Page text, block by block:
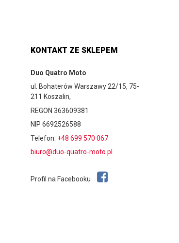
KONTAKT ZE SKLEPEM
Duo Quatro Moto
ul. Bohaterów Warszawy 22/15, 75-
211 Koszalin,
REGON 363609381
NIP 6692526588
Telefon: +48 699 570 067
biuro@duo-quatro-moto.pl
Profil na Facebooku